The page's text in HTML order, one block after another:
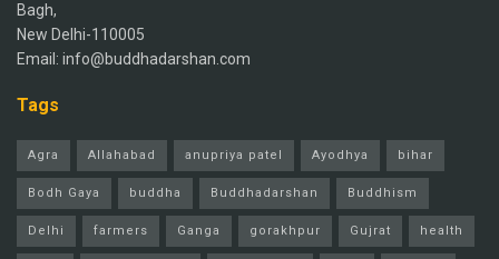
Bagh,
New Delhi-110005
Email: info@buddhadarshan.com
Tags
Agra Allahabad anupriya patel Ayodhya bihar
Bodh Gaya buddha Buddhadarshan Buddhism
Delhi farmers Ganga gorakhpur Gujrat health